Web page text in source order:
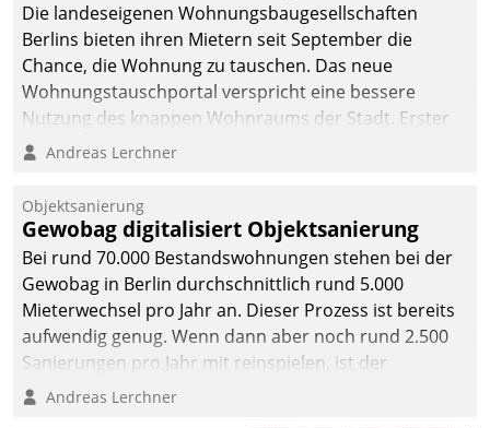
Die landeseigenen Wohnungsbaugesellschaften
Berlins bieten ihren Mietern seit September die
Chance, die Wohnung zu tauschen. Das neue
Wohnungstauschportal verspricht eine bessere
Nutzung des knappen Wohnraums der Stadt. Erster
Anwendungsfall für Datatrains Lösung API-Hub mit
Unternehmen.
Andreas Lerchner
Objektsanierung
Gewobag digitalisiert Objektsanierung
Bei rund 70.000 Bestandswohnungen stehen bei der
Gewobag in Berlin durchschnittlich rund 5.000
Mieterwechsel pro Jahr an. Dieser Prozess ist bereits
aufwendig genug. Wenn dann aber noch rund 2.500
Sanierungen pro Jahr mit reinspielen, ist der
Betreuungs- und Organisationsaufwand immens. Im
Andreas Lerchner